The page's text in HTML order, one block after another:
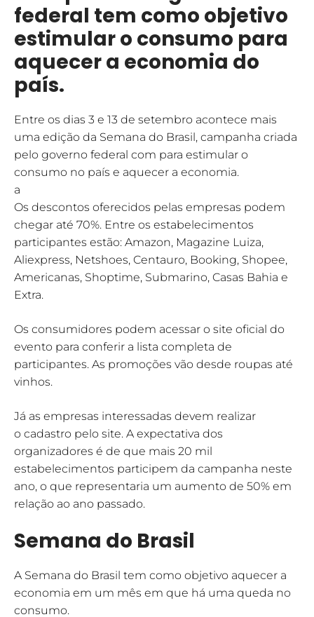
federal tem como objetivo
estimular o consumo para
aquecer a economia do
país.
Entre os dias 3 e 13 de setembro acontece mais
uma edição da Semana do Brasil, campanha criada
pelo governo federal com para estimular o
consumo no país e aquecer a economia.
a
Os descontos oferecidos pelas empresas podem
chegar até 70%. Entre os estabelecimentos
participantes estão: Amazon, Magazine Luiza,
Aliexpress, Netshoes, Centauro, Booking, Shopee,
Americanas, Shoptime, Submarino, Casas Bahia e
Extra.
Os consumidores podem acessar o site oficial do
evento para conferir a lista completa de
participantes. As promoções vão desde roupas até
vinhos.
Já as empresas interessadas devem realizar
o cadastro pelo site. A expectativa dos
organizadores é de que mais 20 mil
estabelecimentos participem da campanha neste
ano, o que representaria um aumento de 50% em
relação ao ano passado.
Semana do Brasil
A Semana do Brasil tem como objetivo aquecer a
economia em um mês em que há uma queda no
consumo.